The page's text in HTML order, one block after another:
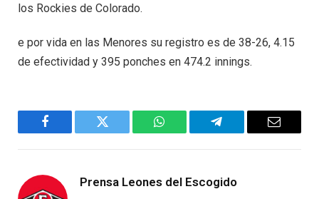
los Rockies de Colorado.
e por vida en las Menores su registro es de 38-26, 4.15
de efectividad y 395 ponches en 474.2 innings.
Facebook Twitter WhatsAppTelegram Email
Prensa Leones del Escogido